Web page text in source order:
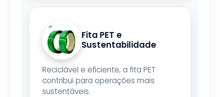
Fita PET e
Sustentabilidade
Reciclável e eficiente, a fita PET
contribui para operações mais
sustentáveis.